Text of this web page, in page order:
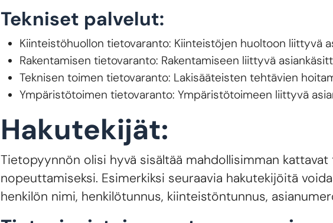
Tekniset palvelut:
Kiinteistöhuollon tietovaranto: Kiinteistöjen huoltoon liittyvä
Rakentamisen tietovaranto: Rakentamiseen liittyvä
Teknisen toimen tietovaranto: Lakisääteisten tehtävien
Ympäristötoimen tietovaranto: Ympäristötoimeen liittyvä
Hakutekijät:
Tietopyynnön olisi hyvä sisältää mahdollisimman
nopeuttamiseksi. Esimerkiksi seuraavia hakutekijöitä
henkilön nimi, henkilötunnus, kiinteistöntunnus,